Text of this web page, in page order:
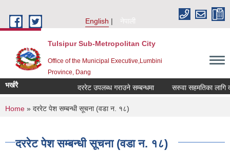
English
नेपाली
Tulsipur Sub-Metropolitan City
Office of the Municipal Executive,Lumbini
Province, Dang
भर्खरै दररेट उपलब्ध गराउने सम्बन्धमा सरुवा सहमतिका लागि
You are here
Home » दररेट पेश सम्बन्धी सूचना (वडा न. १८)
दररेट पेश सम्बन्धी सूचना (वडा न. १८)